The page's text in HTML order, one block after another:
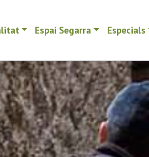
Espai Segarra Especials